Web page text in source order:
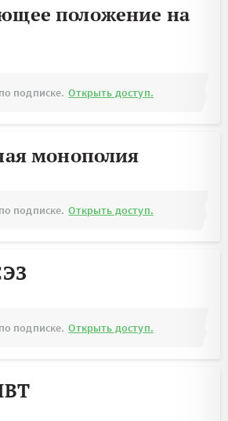
положение на
подписке. Открыть доступ.
монополия
подписке. Открыть доступ.
подписке. Открыть доступ.